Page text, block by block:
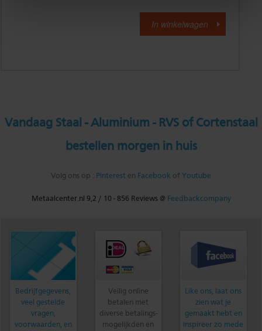
Vandaag Staal - Aluminium - RVS of Cortenstaal
bestellen morgen in huis
Volg ons op : Pinterest en Facebook of Youtube
Metaalcenter.nl 9,2 / 10 -856 Reviews @ Feedbackcompany
Bedrijfgegevens,
veel gestelde
vragen,
voorwaarden, en
Veilig online
betalen met
diverse betalings-
mogelijkden en
Like ons, laat ons
zien wat je
gemaakt hebt en
inspireer zo mede